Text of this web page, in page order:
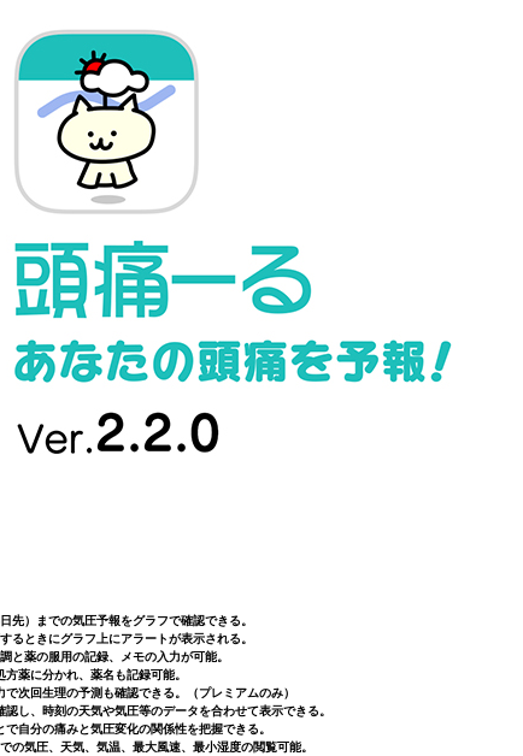
先）までの気圧予報をグラフで確認できる。
るときにグラフ上にアラートが表示される。
と薬の服用の記録、メモの入力が可能。
方薬に分かれ、薬名も記録可能。
次回生理の予測も確認できる。（プレミアムのみ）
し、時刻の天気や気圧等のデータを合わせて表示できる。
で自分の痛みと気圧変化の関係性を把握できる。
の気圧、天気、気温、最大風速、最小湿度の閲覧可能。